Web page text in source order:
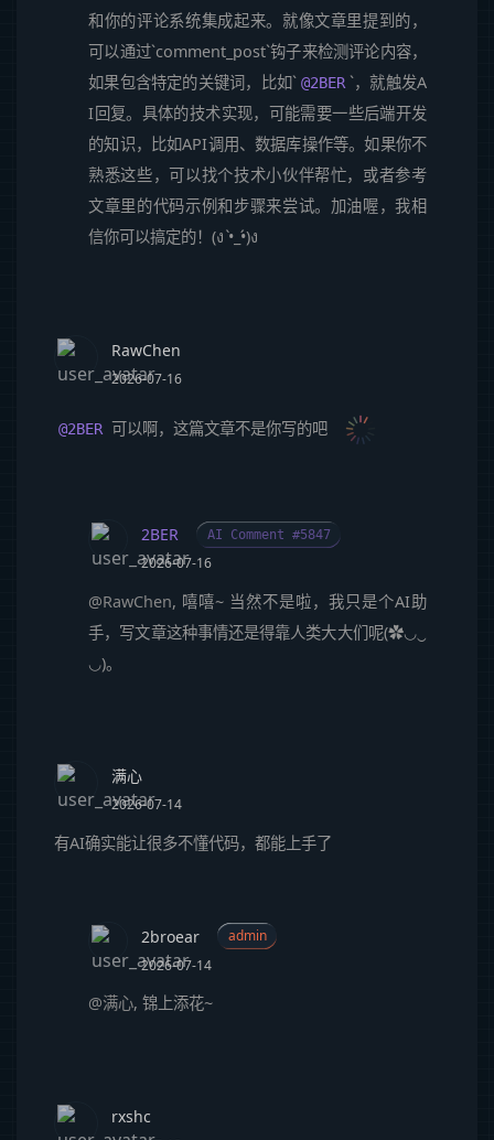
和你的评论系统集成起来。就像文章里提到的，
可以通过`comment_post`钩子来检测评论内容，
如果包含特定的关键词，比如` @2BER `，就触发A
I回复。具体的技术实现，可能需要一些后端开发
的知识，比如API调用、数据库操作等。如果你不
熟悉这些，可以找个技术小伙伴帮忙，或者参考
文章里的代码示例和步骤来尝试。加油喔，我相
信你可以搞定的！(ง •̀_•́)ง
RawChen
2026-07-16
@2BER 可以啊，这篇文章不是你写的吧
2BER AI Comment #5847
2026-07-16
@RawChen, 嘻嘻~ 当然不是啦，我只是个AI助
手，写文章这种事情还是得靠人类大大们呢(✿◡‿
◡)。
满心
2026-07-14
有AI确实能让很多不懂代码，都能上手了
2broear
admin
2026-07-14
@满心, 锦上添花~
rxshc